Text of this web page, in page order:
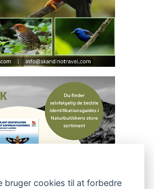
bruger cookies til at forbedre